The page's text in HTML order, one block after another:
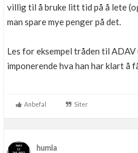
villig til å bruke litt tid på å lete
man spare mye penger på det.
Les for eksempel tråden til
imponerende hva han har klart å
Anbefal Siter
humla